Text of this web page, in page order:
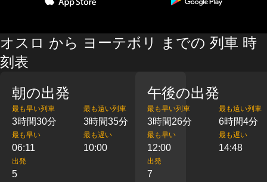
オスロ から ヨーテボリ までの 列車 時
刻表
朝の出発
最も早い列車
3時間30分
最も遠い列車
3時間35分
最も早い
06:11
最も遅い
10:00
出発
5
午後の出発
最も早い列車
3時間26分
最も遠い列車
6時間4分
最も早い
12:00
最も遅い
14:48
出発
7